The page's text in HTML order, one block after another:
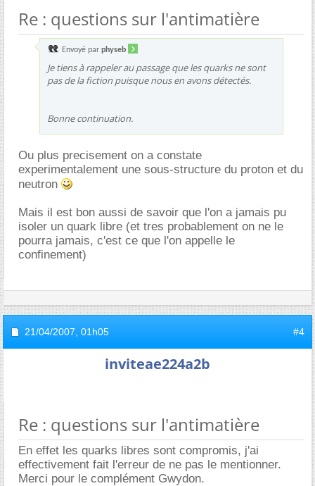
Re : questions sur l'antimatière
Envoyé par physeb
Je tiens à rappeler au passage que les quarks ne sont
pas de la fiction puisque nous en avons détectés.
Bonne continuation.
Ou plus precisement on a constate
experimentalement une sous-structure du proton et du
neutron
Mais il est bon aussi de savoir que l'on a jamais pu
isoler un quark libre (et tres probablement on ne le
pourra jamais, c'est ce que l'on appelle le
confinement)
21/04/2007, 01h05 #4
inviteae224a2b
Re : questions sur l'antimatière
En effet les quarks libres sont compromis, j'ai
effectivement fait l'erreur de ne pas le mentionner.
Merci pour le complément Gwydon.